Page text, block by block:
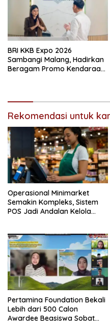
BRI KKB Expo 2026
Sambangi Malang, Hadirkan
Beragam Promo Kendaraan
Rekomendasi untuk
Operasional Minimarket
Semakin Kompleks, Sistem
POS Jadi Andalan Kelola
Pertamina Foundation Bekali
Lebih dari 500 Calon
Awardee Beasiswa Sobat